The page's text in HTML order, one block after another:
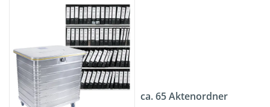
ca. 65 Aktenordner